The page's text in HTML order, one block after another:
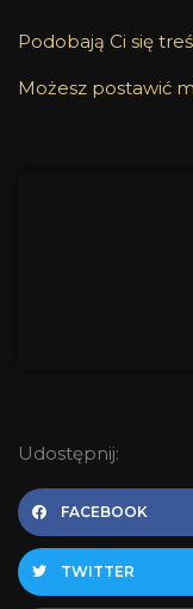
Podobają Ci się
Możesz postawić
Udostępnij:
FACEBOOK
TWITTER